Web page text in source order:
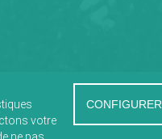
votre
CONFIGURER